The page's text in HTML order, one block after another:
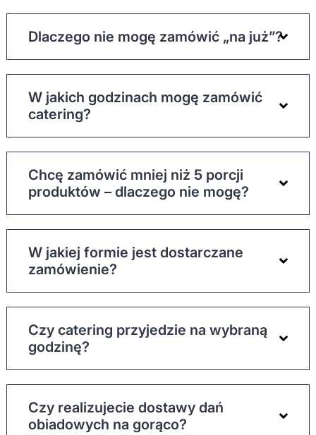
Dlaczego nie mogę zamówić „na już”?
W jakich godzinach mogę zamówić
catering?
Chcę zamówić mniej niż 5 porcji
produktów – dlaczego nie mogę?
W jakiej formie jest dostarczane
zamówienie?
Czy catering przyjedzie na wybraną
godzinę?
Czy realizujecie dostawy dań
obiadowych na gorąco?